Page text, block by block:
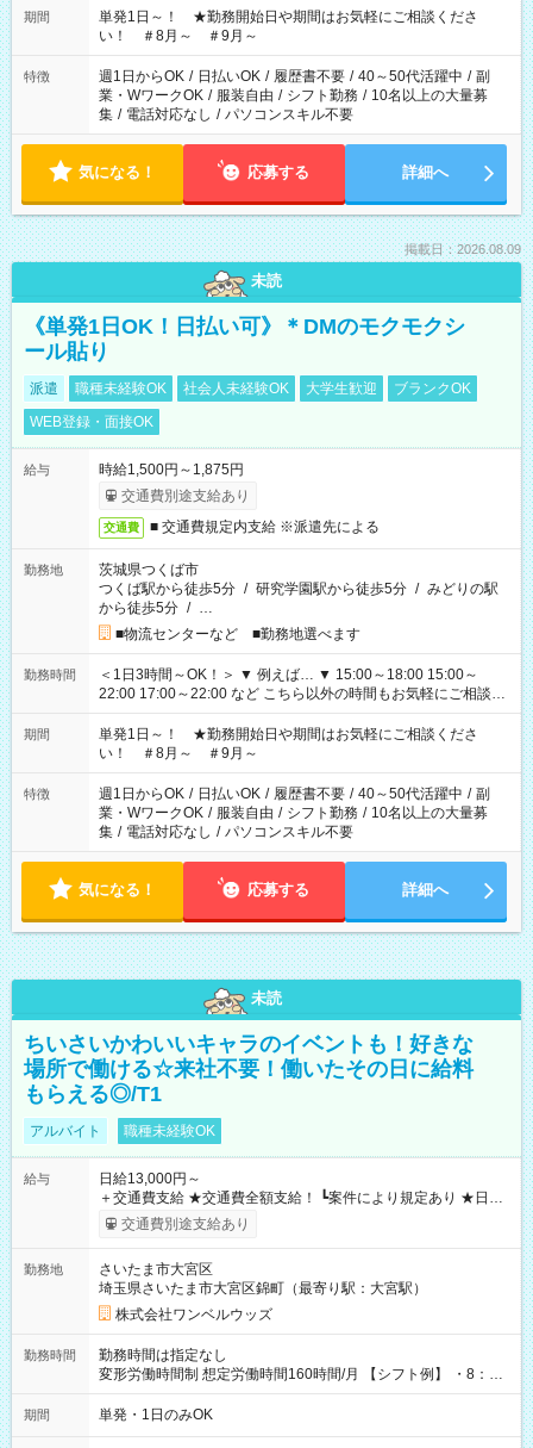
期間
単発1日～！ ★勤務開始日や期間はお気軽にご相談くださ
い！ ＃8月～ ＃9月～
特徴 週1日からOK / 日払いOK / 履歴書不要 / 40～50代活躍中 / 副
業・WワークOK / 服装自由 / シフト勤務 / 10名以上の大量募
集 / 電話対応なし / パソコンスキル不要
気になる！ 応募する 詳細へ
掲載日：2026.08.09
未読
《単発1日OK！日払い可》＊DMのモクモクシ
ール貼り
派遣 職種未経験OK 社会人未経験OK 大学生歓迎
ブランクOK
WEB登録・面接OK
給与
時給1,500円～1,875円
交通費別途支給あり
交通費 ■ 交通費規定内支給 ※派遣先による
勤務地
茨城県つくば市
つくば駅から徒歩5分 / 研究学園駅から徒歩5分 / みどりの駅
から徒歩5分 / …
■物流センターなど ■勤務地選べます
勤務時間
＜1日3時間～OK！＞ ▼ 例えば… ▼ 15:00～18:00 15:00～
22:00 17:00～22:00 など こちら以外の時間もお気軽にご相談く
ださい！
期間
単発1日～！ ★勤務開始日や期間はお気軽にご相談くださ
い！ ＃8月～ ＃9月～
特徴 週1日からOK / 日払いOK / 履歴書不要 / 40～50代活躍中 / 副
業・WワークOK / 服装自由 / シフト勤務 / 10名以上の大量募
集 / 電話対応なし / パソコンスキル不要
気になる！ 応募する 詳細へ
未読
ちいさいかわいいキャラのイベントも！好きな
場所で働ける☆来社不要！働いたその日に給料
もらえる◎/T1
アルバイト 職種未経験OK
給与
日給13,000円～
＋交通費支給 ★交通費全額支給！ ┗案件により規定あり ★日払
いOK！（規定あり） ┗働いたその日に現金GET♪ お仕事後はコ
ンビニATMから 日払い分を引き落とせます！ 【試用期間】試
交通費別途支給あり
勤務地
さいたま市大宮区
埼玉県さいたま市大宮区錦町（最寄り駅：大宮駅）
株式会社ワンベルウッズ
勤務時間
勤務時間は指定なし
変形労働時間制 想定労働時間160時間/月 【シフト例】 ・8：00
～21：00
期間 単発・1日のみOK